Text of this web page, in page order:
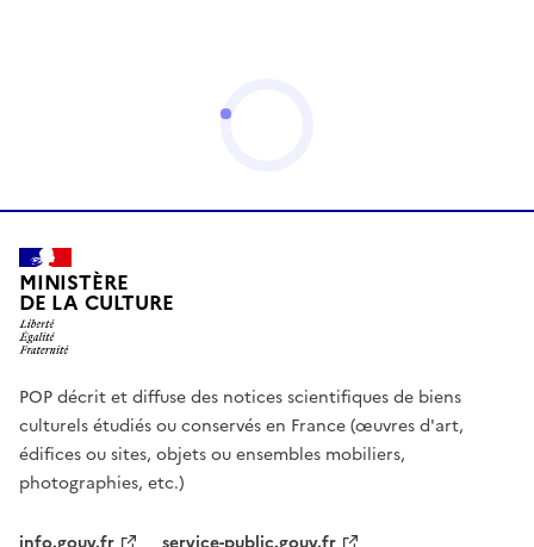
MINISTÈRE
DE LA CULTURE
POP décrit et diffuse des notices scientifiques de biens
culturels étudiés ou conservés en France (œuvres d'art,
édifices ou sites, objets ou ensembles mobiliers,
photographies, etc.)